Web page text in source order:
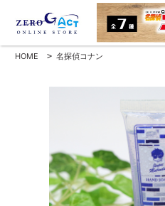
HOME > 名探偵コナン